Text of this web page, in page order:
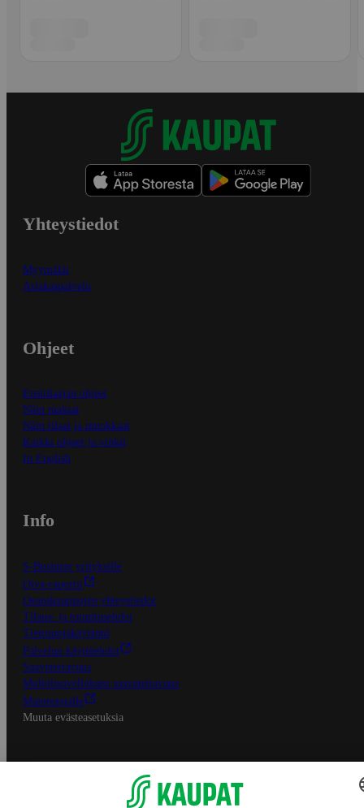
Yhteystiedot
Myymälät
Asiakaspalvelu
Ohjeet
Ensitilaajan ohjeet
Näin maksat
Näin tilaat ja muokkaat
Kaikki ohjeet ja vinkit
In English
Info
S-Business yrityksille
Oiva-raportit
Osuuskauppojen yhteystiedot
Tilaus- ja toimitusehdot
Tietosuojakäytäntö
Palvelun käyttöehdot
Saavutettavuus
Mobiilisovelluksen saavutettavuus
Mainostajalle
Muuta evästeasetuksia
S-ryhmän palvelut